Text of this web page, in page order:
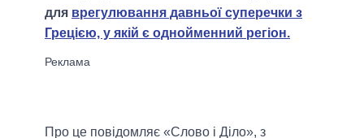
для врегулювання давньої суперечки з
Грецією, у якій є однойменний регіон.
Про це повідомляє «Слово і Діло», з